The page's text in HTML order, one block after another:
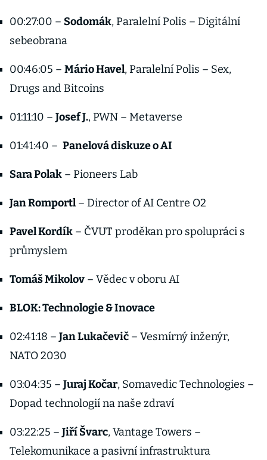
00:27:00 – Sodomák, Paralelní Polis – Digitální
sebeobrana
00:46:05 – Mário Havel, Paralelní Polis – Sex,
Drugs and Bitcoins
01:11:10 – Josef J., PWN – Metaverse
01:41:40 – Panelová diskuze o AI
Sara Polak – Pioneers Lab
Jan Romportl– Director of AI Centre O2
Pavel Kordík – ČVUT proděkan pro spolupráci s
průmyslem
Tomáš Mikolov – Vědec v oboru AI
BLOK: Technologie & Inovace
02:41:18 – Jan Lukačevič – Vesmírný inženýr,
NATO 2030
03:04:35 – Juraj Kočar, Somavedic Technologies –
Dopad technologií na naše zdraví
03:22:25 – Jiří Švarc, Vantage Towers –
Telekomunikace a pasivní infrastruktura